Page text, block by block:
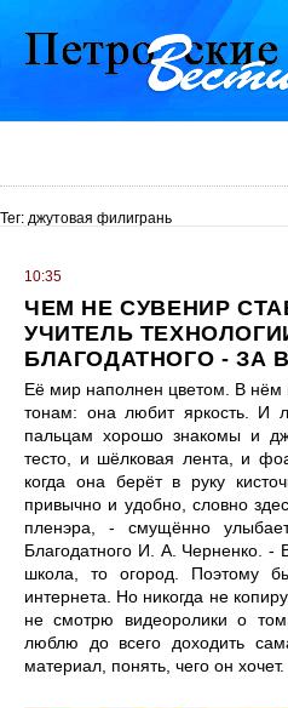
Тег: джутовая филигрань
10:35
ЧЕМ НЕ СУВЕНИР
УЧИТЕЛЬ
БЛАГОДАТНОГО - ЗА
Её мир наполнен цветом. В нём
тонам: она любит яркость. И
пальцам хорошо знакомы и
тесто, и шёлковая лента, и
когда она берёт в руку
привычно и удобно, словно
пленэра, - смущённо
Благодатного И. А. Черненко. -
школа, то огород. Поэтому
интернета. Но никогда не
не смотрю видеоролики о
люблю до всего доходить
материал, понять, чего он хочет.